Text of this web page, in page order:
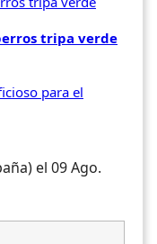
tripa verde
para el
el 09 Ago.